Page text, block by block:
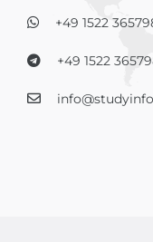
+49 1522
+49 1522